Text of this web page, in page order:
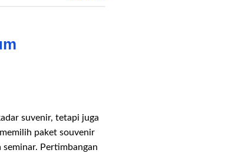
suvenir, tetapi juga
paket souvenir
Pertimbangan